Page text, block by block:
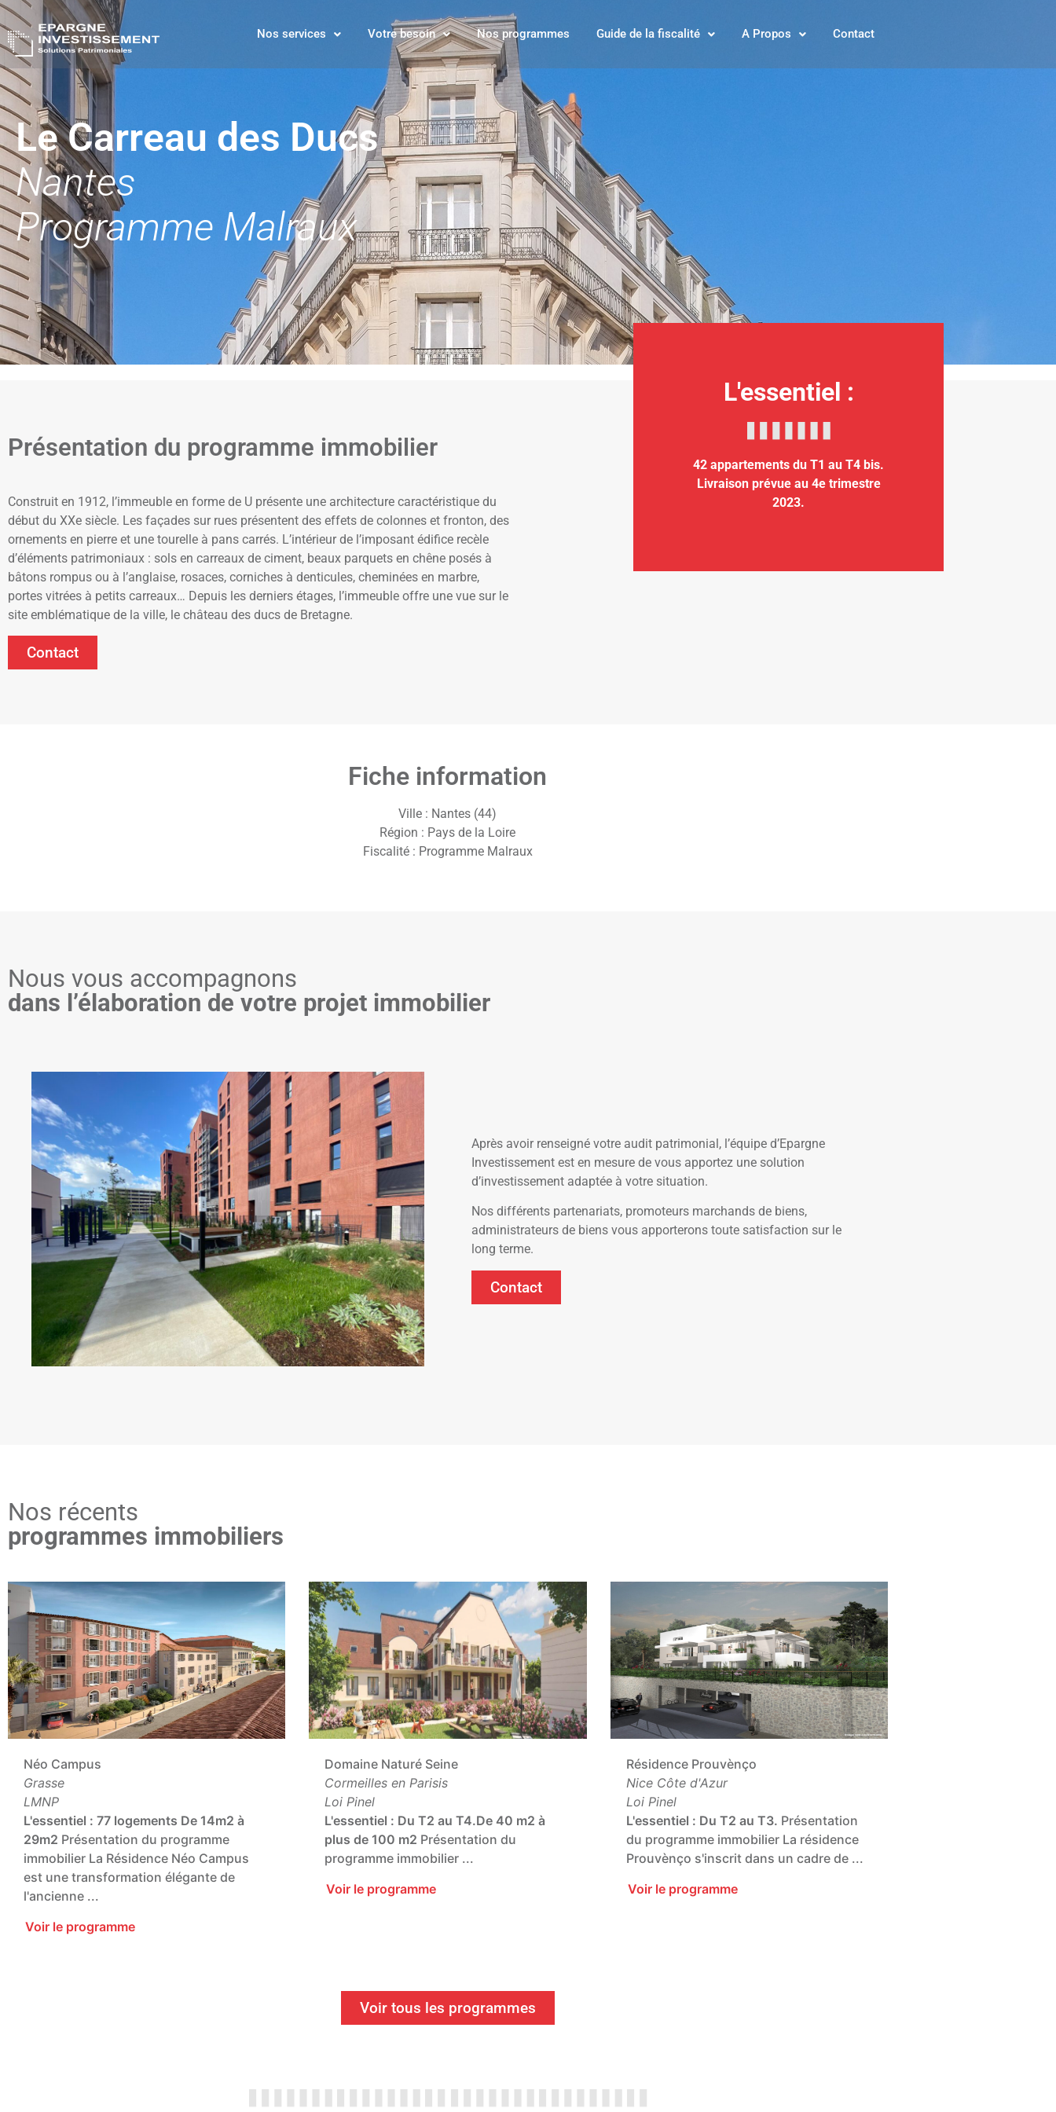
Nos services Votre besoin Nos programmes Guide de la fiscalité A Propos Contact
Le Carreau des Ducs
Nantes
Programme Malraux
L'essentiel :
42 appartements du T1 au T4 bis.
Livraison prévue au 4e trimestre
2023.
Présentation du programme immobilier
Construit en 1912, l’immeuble en forme de U présente une architecture caractéristique du
début du XXe siècle. Les façades sur rues présentent des effets de colonnes et fronton, des
ornements en pierre et une tourelle à pans carrés. L’intérieur de l’imposant édifice recèle
d’éléments patrimoniaux : sols en carreaux de ciment, beaux parquets en chêne posés à
bâtons rompus ou à l’anglaise, rosaces, corniches à denticules, cheminées en marbre,
portes vitrées à petits carreaux… Depuis les derniers étages, l’immeuble offre une vue sur le
site emblématique de la ville, le château des ducs de Bretagne.
Contact
Fiche information
Ville : Nantes (44)
Région : Pays de la Loire
Fiscalité : Programme Malraux
Nous vous accompagnons
dans l’élaboration de votre projet immobilier
Après avoir renseigné votre audit patrimonial, l’équipe d’Epargne
Investissement est en mesure de vous apportez une solution
d’investissement adaptée à votre situation.
Nos différents partenariats, promoteurs marchands de biens,
administrateurs de biens vous apporterons toute satisfaction sur le
long terme.
Contact
Nos récents
programmes immobiliers
Néo Campus
Grasse
LMNP
L'essentiel : 77 logements De 14m2 à
29m2 Présentation du programme
immobilier La Résidence Néo Campus
est une transformation élégante de
l'ancienne ...
Voir le programme
Domaine Naturé Seine
Cormeilles en Parisis
Loi Pinel
L'essentiel : Du T2 au T4.De 40 m2 à
plus de 100 m2 Présentation du
programme immobilier ...
Voir le programme
Résidence Prouvènço
Nice Côte d'Azur
Loi Pinel
L'essentiel : Du T2 au T3. Présentation
du programme immobilier La résidence
Prouvènço s'inscrit dans un cadre de ...
Voir le programme
Voir tous les programmes